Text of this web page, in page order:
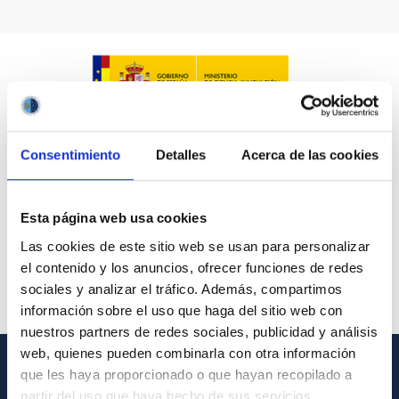
Consentimiento Detalles Acerca de las cookies
Esta página web usa cookies
Las cookies de este sitio web se usan para personalizar
el contenido y los anuncios, ofrecer funciones de redes
sociales y analizar el tráfico. Además, compartimos
información sobre el uso que haga del sitio web con
nuestros partners de redes sociales, publicidad y análisis
web, quienes pueden combinarla con otra información
que les haya proporcionado o que hayan recopilado a
partir del uso que haya hecho de sus servicios.
GENERAL INFORMATION